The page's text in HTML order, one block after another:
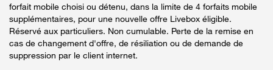
forfait mobile choisi ou détenu, dans la limite de 4 forfaits mobile
supplémentaires, pour une nouvelle offre Livebox éligible.
Réservé aux particuliers. Non cumulable. Perte de la remise en
cas de changement d'offre, de résiliation ou de demande de
suppression par le client internet.